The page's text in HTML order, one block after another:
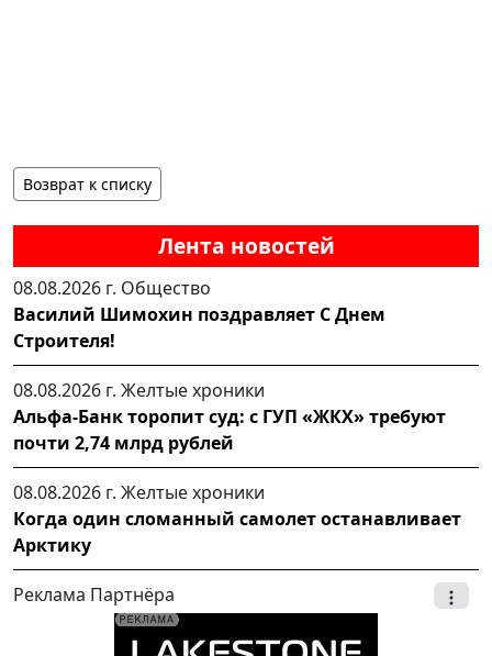
Лента новостей
08.08.2026 г. Общество
Василий Шимохин поздравляет С Днем
Строителя!
08.08.2026 г. Желтые хроники
Альфа-Банк торопит суд: с ГУП «ЖКХ» требуют
почти 2,74 млрд рублей
08.08.2026 г. Желтые хроники
Когда один сломанный самолет останавливает
Арктику
Реклама Партнёра
Возврат к списку